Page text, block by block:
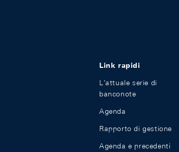
Link rapidi
L'attuale serie di
banconote
Agenda
Rapporto di gestione
Agenda e precedenti